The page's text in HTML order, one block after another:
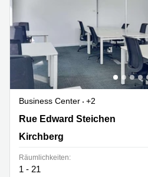
Business Center
+2
2 Rue Edward
l‘immeuble Oksigen, Kirchberg
Rue Edward Steichen
Kirchberg
Räumlichkeiten:
1 - 21